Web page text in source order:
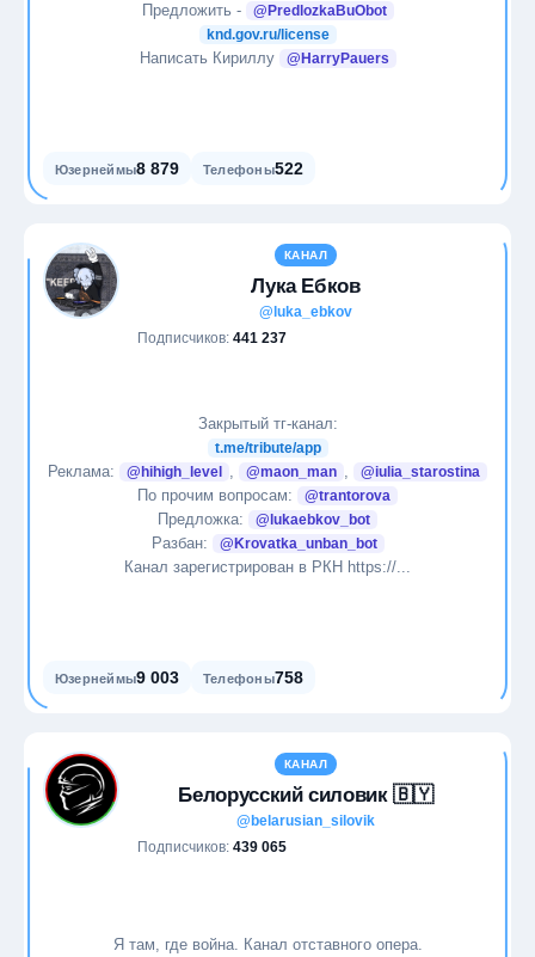
Предложить -
@PredlozkaBuObot
knd.gov.ru/license
Написать Кириллу @HarryPauers
Юзернеймы8 879 Телефоны522
КАНАЛ
Лука Ебков
@luka_ebkov
Подписчиков: 441 237
Закрытый тг-канал:
t.me/tribute/app
Реклама: @hihigh_level @maon_man @iulia_starostina
По прочим вопросам: @trantorova
Предложка: @lukaebkov_bot
Разбан: @Krovatka_unban_bot
Канал зарегистрирован в РКН https://...
Юзернеймы9 003 Телефоны758
КАНАЛ
Белорусский силовик 🇧🇾
@belarusian_silovik
Подписчиков: 439 065
Я там, где война. Канал отставного опера.